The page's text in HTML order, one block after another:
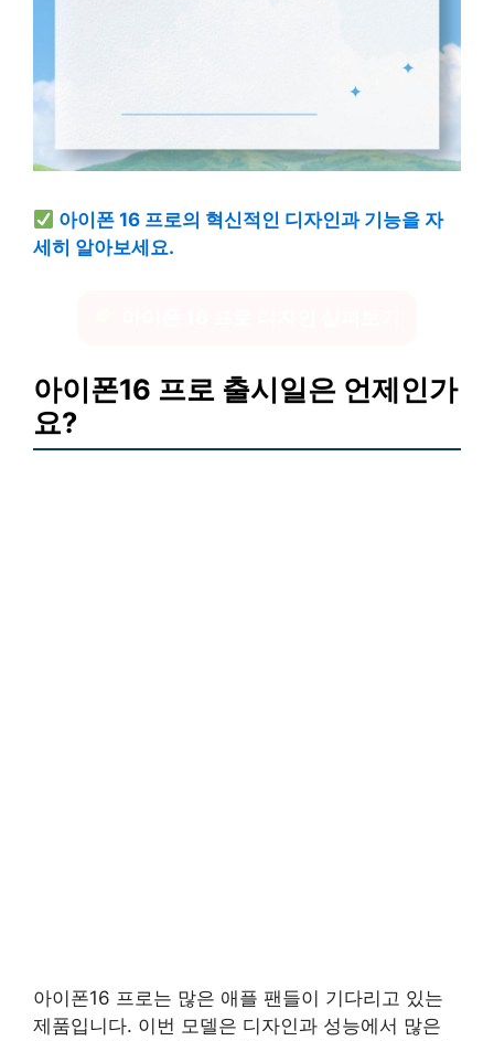
아이폰 16 프로의 혁신적인 디자인과 기능을 자
세히 알아보세요.
아이폰16 프로 출시일은 언제인가
요?
아이폰16 프로는 많은 애플 팬들이 기다리고 있는
제품입니다. 이번 모델은 디자인과 성능에서 많은